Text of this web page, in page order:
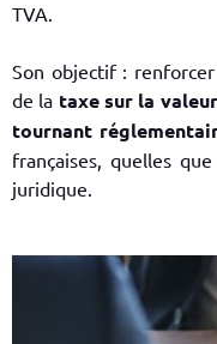
TVA.
Son objectif :
de la taxe sur la
tournant
françaises, quelles
juridique.